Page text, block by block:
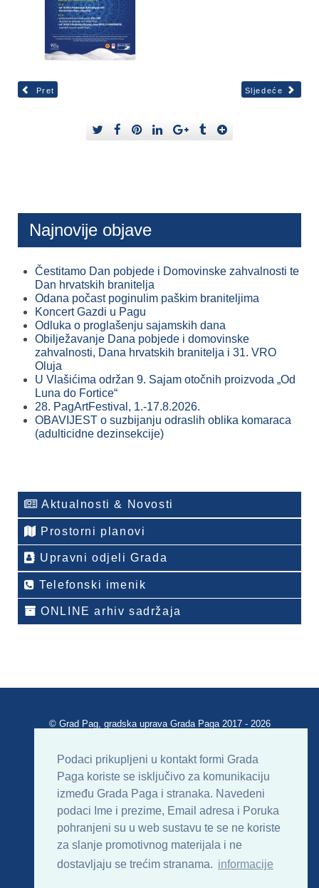
Podaci prikupljeni u kontakt formi Grada
Paga koriste se isključivo za komunikaciju
između Grada Paga i stranaka. Navedeni
podaci Ime i prezime, Email adresa i Poruka
pohranjeni su u web sustavu te se ne koriste
za slanje promotivnog materijala i ne
dostavljaju se trećim stranama. informacije
Pret Sljedeće
Najnovije objave
Čestitamo Dan pobjede i Domovinske zahvalnosti te
Dan hrvatskih branitelja
Odana počast poginulim paškim braniteljima
Koncert Gazdi u Pagu
Odluka o proglašenju sajamskih dana
Obilježavanje Dana pobjede i domovinske
zahvalnosti, Dana hrvatskih branitelja i 31. VRO
Oluja
U Vlašićima održan 9. Sajam otočnih proizvoda „Od
Luna do Fortice“
28. PagArtFestival, 1.-17.8.2026.
OBAVIJEST o suzbijanju odraslih oblika komaraca
(adulticidne dezinsekcije)
Aktualnosti & Novosti
Prostorni planovi
Upravni odjeli Grada
Telefonski imenik
ONLINE arhiv sadržaja
© Grad Pag, gradska uprava Grada Paga 2017 - 2026
Uvjeti korištenja Impressum
Kontakt
Sitemap
RSS